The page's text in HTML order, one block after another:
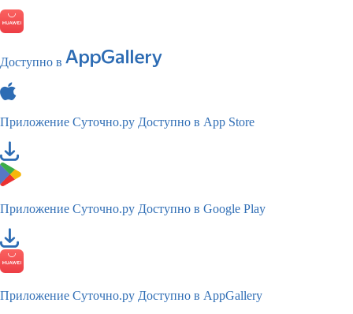
Доступно в
Приложение Суточно.ру Доступно в App Store
Приложение Суточно.ру Доступно в Google Play
Приложение Суточно.ру Доступно в AppGallery